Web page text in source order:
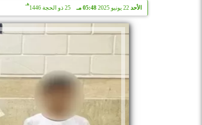
الأحد 22 يونيو 2025 05:48 مـ 25 ذو الحجة 1446
هـ